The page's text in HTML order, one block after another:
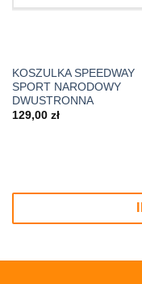
KOSZULKA SPEEDWAY
SPORT NARODOWY
DWUSTRONNA
129,00 zł